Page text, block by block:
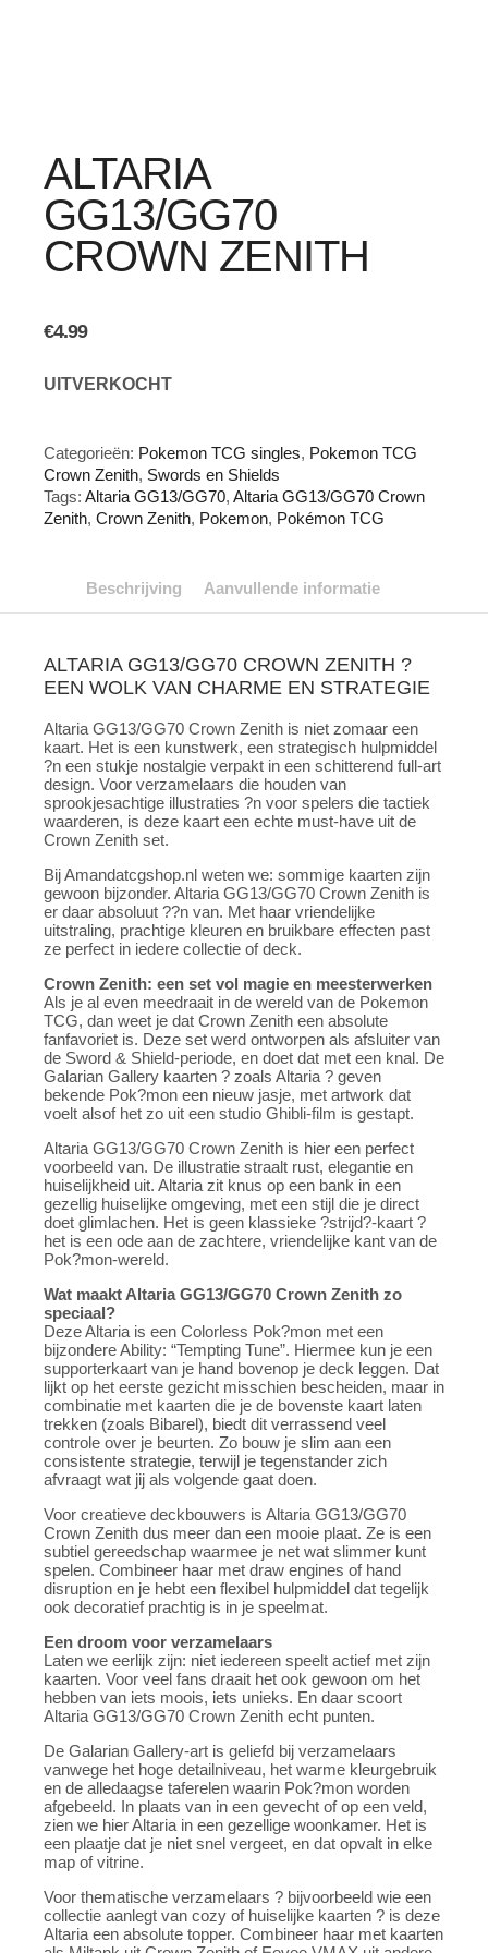
ALTARIA
GG13/GG70
CROWN ZENITH
€4.99
UITVERKOCHT
Categorieën: Pokemon TCG singles, Pokemon TCG
Crown Zenith, Swords en Shields
Tags: Altaria GG13/GG70, Altaria GG13/GG70 Crown
Zenith, Crown Zenith, Pokemon, Pokémon TCG
Beschrijving Aanvullende informatie
ALTARIA GG13/GG70 CROWN ZENITH ?
EEN WOLK VAN CHARME EN STRATEGIE
Altaria GG13/GG70 Crown Zenith is niet zomaar een
kaart. Het is een kunstwerk, een strategisch hulpmiddel
?n een stukje nostalgie verpakt in een schitterend full-art
design. Voor verzamelaars die houden van
sprookjesachtige illustraties ?n voor spelers die tactiek
waarderen, is deze kaart een echte must-have uit de
Crown Zenith set.
Bij Amandatcgshop.nl weten we: sommige kaarten zijn
gewoon bijzonder. Altaria GG13/GG70 Crown Zenith is
er daar absoluut ??n van. Met haar vriendelijke
uitstraling, prachtige kleuren en bruikbare effecten past
ze perfect in iedere collectie of deck.
Crown Zenith: een set vol magie en meesterwerken
Als je al even meedraait in de wereld van de Pokemon
TCG, dan weet je dat Crown Zenith een absolute
fanfavoriet is. Deze set werd ontworpen als afsluiter van
de Sword & Shield-periode, en doet dat met een knal. De
Galarian Gallery kaarten ? zoals Altaria ? geven
bekende Pok?mon een nieuw jasje, met artwork dat
voelt alsof het zo uit een studio Ghibli-film is gestapt.
Altaria GG13/GG70 Crown Zenith is hier een perfect
voorbeeld van. De illustratie straalt rust, elegantie en
huiselijkheid uit. Altaria zit knus op een bank in een
gezellig huiselijke omgeving, met een stijl die je direct
doet glimlachen. Het is geen klassieke ?strijd?-kaart ?
het is een ode aan de zachtere, vriendelijke kant van de
Pok?mon-wereld.
Wat maakt Altaria GG13/GG70 Crown Zenith zo
speciaal?
Deze Altaria is een Colorless Pok?mon met een
bijzondere Ability: “Tempting Tune”. Hiermee kun je een
supporterkaart van je hand bovenop je deck leggen. Dat
lijkt op het eerste gezicht misschien bescheiden, maar in
combinatie met kaarten die je de bovenste kaart laten
trekken (zoals Bibarel), biedt dit verrassend veel
controle over je beurten. Zo bouw je slim aan een
consistente strategie, terwijl je tegenstander zich
afvraagt wat jij als volgende gaat doen.
Voor creatieve deckbouwers is Altaria GG13/GG70
Crown Zenith dus meer dan een mooie plaat. Ze is een
subtiel gereedschap waarmee je net wat slimmer kunt
spelen. Combineer haar met draw engines of hand
disruption en je hebt een flexibel hulpmiddel dat tegelijk
ook decoratief prachtig is in je speelmat.
Een droom voor verzamelaars
Laten we eerlijk zijn: niet iedereen speelt actief met zijn
kaarten. Voor veel fans draait het ook gewoon om het
hebben van iets moois, iets unieks. En daar scoort
Altaria GG13/GG70 Crown Zenith echt punten.
De Galarian Gallery-art is geliefd bij verzamelaars
vanwege het hoge detailniveau, het warme kleurgebruik
en de alledaagse taferelen waarin Pok?mon worden
afgebeeld. In plaats van in een gevecht of op een veld,
zien we hier Altaria in een gezellige woonkamer. Het is
een plaatje dat je niet snel vergeet, en dat opvalt in elke
map of vitrine.
Voor thematische verzamelaars ? bijvoorbeeld wie een
collectie aanlegt van cozy of huiselijke kaarten ? is deze
Altaria een absolute topper. Combineer haar met kaarten